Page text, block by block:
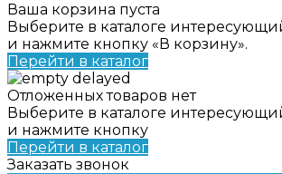
Ваша корзина пуста
Выберите в каталоге
и нажмите кнопку «В корзину».
Перейти в каталог
Отложенных товаров нет
Выберите в каталоге
и нажмите кнопку
Перейти в каталог
Заказать звонок